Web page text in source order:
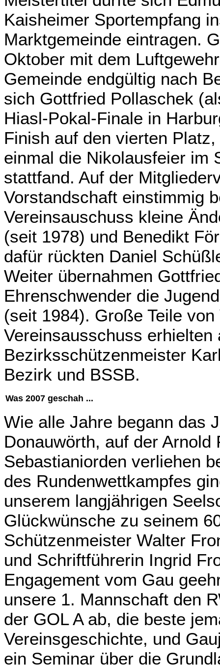
Kaisheimer Sportempfang
Marktgemeinde eintragen.
Oktober mit dem
Gemeinde endgültig nach
sich Gottfried Pollaschek
Hiasl-Pokal-Finale in
Finish auf den vierten
einmal die Nikolausfeier im
stattfand. Auf der
Vorstandschaft einstimmig
Vereinsauschuss kleine
(seit 1978) und Benedikt
dafür rückten Daniel
Weiter übernahmen
Ehrenschwender die
(seit 1984). Große Teile
Vereinsausschuss
Bezirksschützenmeister
Bezirk und BSSB.
Was 2007 geschah ...
Wie alle Jahre begann das
Donauwörth, auf der Arnold
Sebastianiorden verliehen
des Rundenwettkampfes
unserem langjährigen
Glückwünsche zu seinem
Schützenmeister Walter
und Schriftführerin Ingrid
Engagement vom Gau
unsere 1. Mannschaft den
der GOL A ab, die beste
Vereinsgeschichte, und
ein Seminar über die